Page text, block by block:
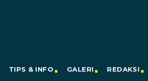
TIPS & INFO GALERI REDAKSI